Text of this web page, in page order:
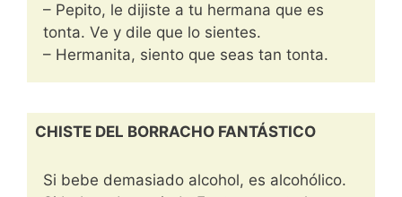
– Pepito, le dijiste a tu hermana que es
tonta. Ve y dile que lo sientes.
– Hermanita, siento que seas tan tonta.
CHISTE DEL BORRACHO FANTÁSTICO
Si bebe demasiado alcohol, es alcohólico.